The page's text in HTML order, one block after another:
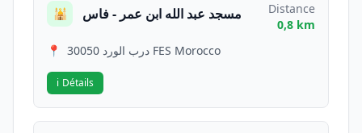
🕌 مسجد عبد الله ابن عمر - فاس
Distance
0,8 km
📍
درب الورد 30050 FES Morocco
ℹ️ Détails